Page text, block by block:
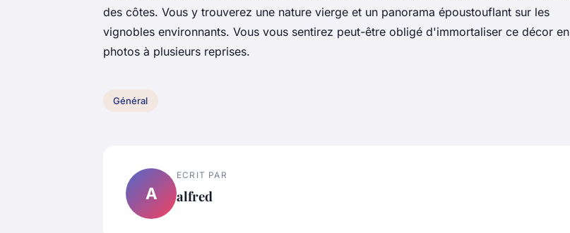
des côtes. Vous y trouverez une nature vierge et un panorama époustouflant sur les
vignobles environnants. Vous vous sentirez peut-être obligé d'immortaliser ce décor en
photos à plusieurs reprises.
Général
A
ECRIT PAR
alfred